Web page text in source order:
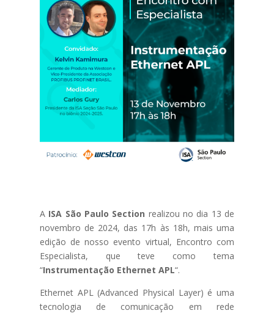
A ISA São Paulo Section realizou no dia 13 de
novembro de 2024, das 17h às 18h, mais uma
edição de nosso evento virtual, Encontro com
Especialista, que teve como tema
“Instrumentação Ethernet APL“.
Ethernet APL (Advanced Physical Layer) é uma
tecnologia de comunicação em rede